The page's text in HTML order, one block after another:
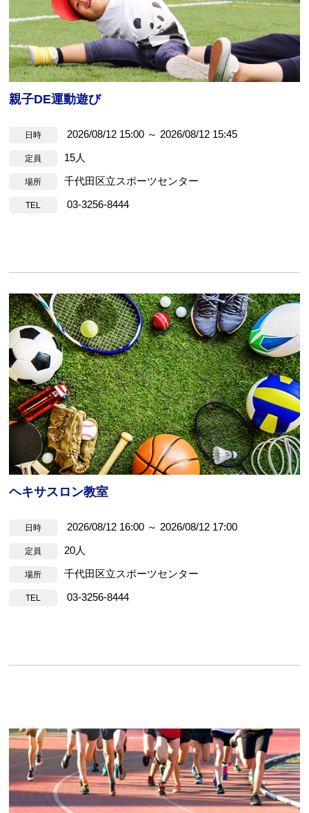
親子DE運動遊び
日時 2026/08/12 15:00 ～ 2026/08/12 15:45
定員 15人
場所 千代田区立スポーツセンター
TEL 03-3256-8444
ヘキサスロン教室
日時 2026/08/12 16:00 ～ 2026/08/12 17:00
定員 20人
場所 千代田区立スポーツセンター
TEL 03-3256-8444